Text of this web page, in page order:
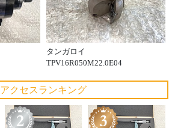
タンガロイ
TPV16R050M22.0E04
アクセスランキング